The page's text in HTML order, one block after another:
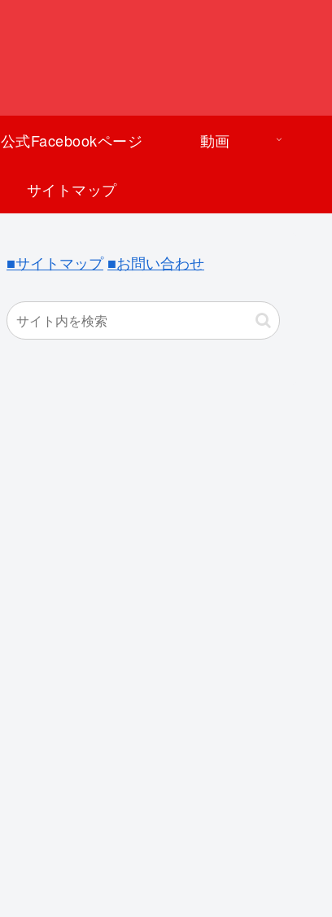
公式Facebookページ 動画
サイトマップ
■サイトマップ ■お問い合わせ